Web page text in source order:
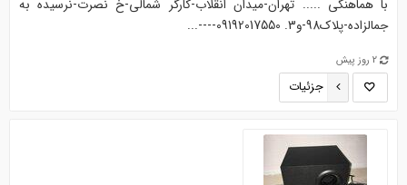
با هماهنگی ..... تهران-میدان انقلاب-کارگر شمالی-خ نصرت-نرسیده به
جمالزاده-پلاک98-و3. 09192017550----...
2 روز پیش
جزئیات